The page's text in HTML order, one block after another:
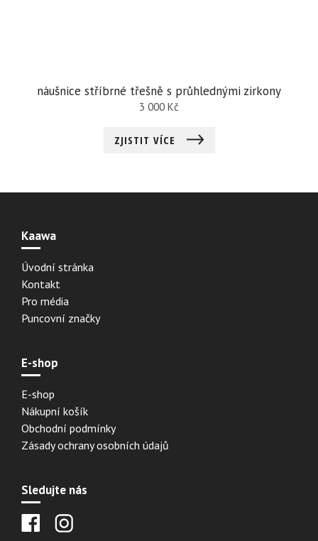
náušnice stříbrné třešně s průhlednými zirkony
3 000 Kč
ZJISTIT VÍCE
Kaawa
Úvodní stránka
Kontakt
Pro média
Puncovní značky
E-shop
E-shop
Nákupní košík
Obchodní podmínky
Zásady ochrany osobních údajů
Sledujte nás